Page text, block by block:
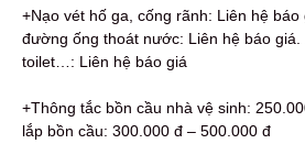
+Nạo vét hố ga, cống rãnh: Liên hệ báo
đường ống thoát nước: Liên hệ báo giá.
toilet…: Liên hệ báo giá
+Thông tắc bồn cầu nhà vệ sinh:
lắp bồn cầu: 300.000 đ – 500.000 đ